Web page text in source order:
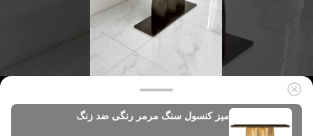
میز کنسول سنگ مرمر رنگی ضد زنگ